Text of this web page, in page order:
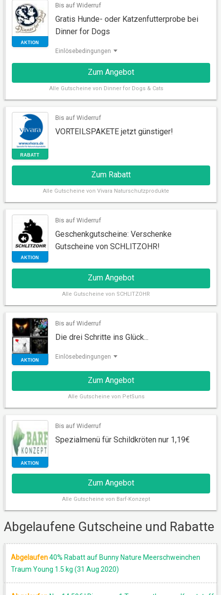
Bis auf Widerruf
Gratis Hunde- oder Katzenfutterprobe bei
Dinner for Dogs
Einlösebedingungen
Zum Angebot
Alle Gutscheine von Dinner for Dogs & Cats
RABATT
Bis auf Widerruf
VORTEILSPAKETE jetzt günstiger!
Zum Rabatt
Alle Gutscheine von Vivara Naturschutzprodukte
AKTION
Bis auf Widerruf
Geschenkgutscheine: Verschenke
Gutscheine von SCHLITZOHR!
Zum Angebot
Alle Gutscheine von SCHLITZOHR
AKTION
Bis auf Widerruf
Die drei Schritte ins Glück...
Einlösebedingungen
Zum Angebot
Alle Gutscheine von PetSuns
AKTION
Bis auf Widerruf
Spezialmenü für Schildkröten nur 1,19€
Zum Angebot
Alle Gutscheine von Barf-Konzept
Abgelaufene Gutscheine und Rabatte
Abgelaufen40% Rabatt auf Bunny Nature Meerschweinchen
Traum Young 1.5 kg (31 Aug 2020)